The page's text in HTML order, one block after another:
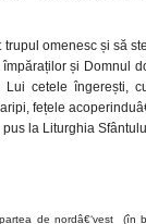
trupul omenesc și să
și Domnul
cetele îngerești,
fețele
la Liturghia
de nordâ€‘vest (în